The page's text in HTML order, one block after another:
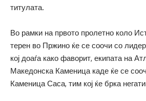
титулата.
Во рамки на првото пролетно коло
терен во Пржино ќе се соочи со
кој доаѓа како фаворит, екипата на
Македонска Каменица каде ќе се
Каменица Саса, тим кој ќе брка